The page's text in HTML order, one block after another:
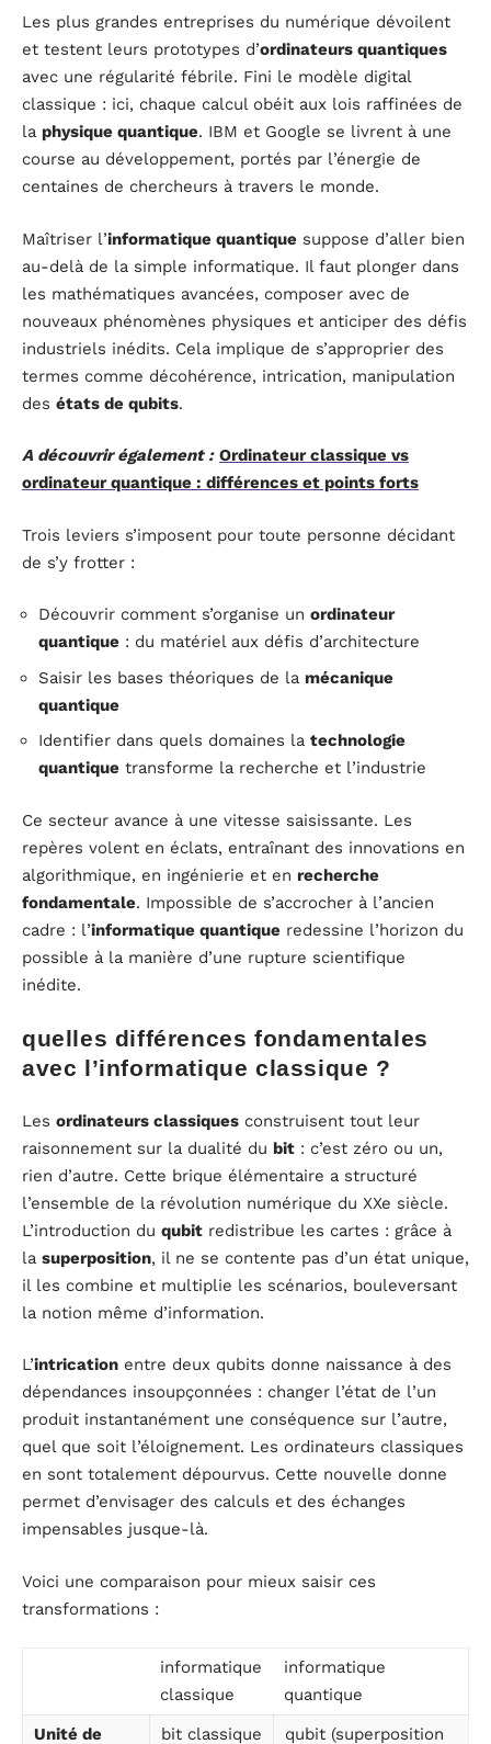
Les plus grandes entreprises du numérique dévoilent
et testent leurs prototypes d’ordinateurs quantiques
avec une régularité fébrile. Fini le modèle digital
classique : ici, chaque calcul obéit aux lois raffinées de
la physique quantique. IBM et Google se livrent à une
course au développement, portés par l’énergie de
centaines de chercheurs à travers le monde.
Maîtriser l’informatique quantique suppose d’aller bien
au-delà de la simple informatique. Il faut plonger dans
les mathématiques avancées, composer avec de
nouveaux phénomènes physiques et anticiper des défis
industriels inédits. Cela implique de s’approprier des
termes comme décohérence, intrication, manipulation
des états de qubits.
A découvrir également : Ordinateur classique vs
ordinateur quantique : différences et points forts
Trois leviers s’imposent pour toute personne décidant
de s’y frotter :
Découvrir comment s’organise un ordinateur
quantique : du matériel aux défis d’architecture
Saisir les bases théoriques de la mécanique
quantique
Identifier dans quels domaines la technologie
quantique transforme la recherche et l’industrie
Ce secteur avance à une vitesse saisissante. Les
repères volent en éclats, entraînant des innovations en
algorithmique, en ingénierie et en recherche
fondamentale. Impossible de s’accrocher à l’ancien
cadre : l’informatique quantique redessine l’horizon du
possible à la manière d’une rupture scientifique
inédite.
quelles différences fondamentales
avec l’informatique classique ?
Les ordinateurs classiques construisent tout leur
raisonnement sur la dualité du bit : c’est zéro ou un,
rien d’autre. Cette brique élémentaire a structuré
l’ensemble de la révolution numérique du XXe siècle.
L’introduction du qubit redistribue les cartes : grâce à
la superposition, il ne se contente pas d’un état unique,
il les combine et multiplie les scénarios, bouleversant
la notion même d’information.
L’intrication entre deux qubits donne naissance à des
dépendances insoupçonnées : changer l’état de l’un
produit instantanément une conséquence sur l’autre,
quel que soit l’éloignement. Les ordinateurs classiques
en sont totalement dépourvus. Cette nouvelle donne
permet d’envisager des calculs et des échanges
impensables jusque-là.
Voici une comparaison pour mieux saisir ces
transformations :
informatique
classique
informatique
quantique
Unité de
bit classique
qubit (superposition